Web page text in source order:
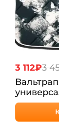
3 112₽3
Вальтрап